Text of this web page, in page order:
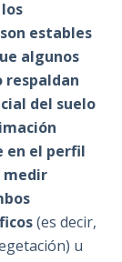
estables
algunos
respaldan
del suelo
en el perfil
medir
(es decir,
u